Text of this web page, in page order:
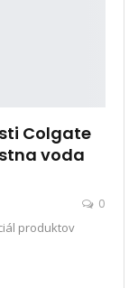
Colgate
voda
0
produktov